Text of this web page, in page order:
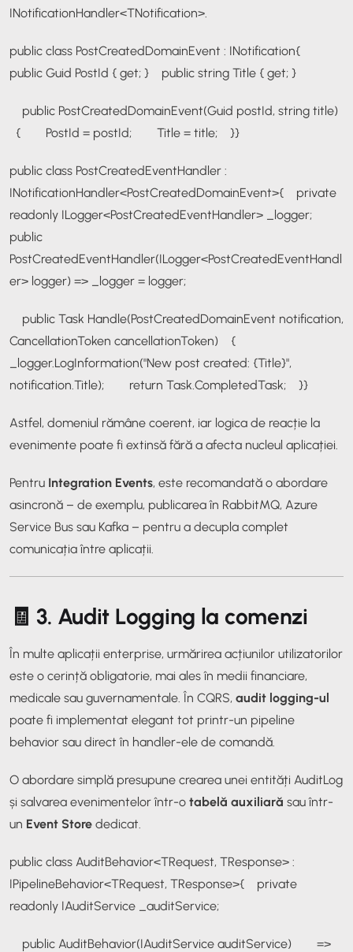
INotificationHandler<TNotification>
public class PostCreatedDomainEvent : INotification{
public Guid PostId { get; } public string Title { get; }
public PostCreatedDomainEvent(Guid postId, string title)
{ PostId = postId; Title = title; }}
public class PostCreatedEventHandler :
INotificationHandler<PostCreatedDomainEvent>{ private
readonly ILogger<PostCreatedEventHandler> _logger;
public
PostCreatedEventHandler(ILogger<PostCreatedEventHandl
er> logger) => _logger = logger;
public Task Handle(PostCreatedDomainEvent notification,
CancellationToken cancellationToken) {
_logger.LogInformation("New post created: {Title}",
notification.Title); return Task.CompletedTask; }}
Astfel, domeniul rămâne coerent, iar logica de reacție la
evenimente poate fi extinsă fără a afecta nucleul aplicației.
Pentru Integration Events, este recomandată o abordare
asincronă – de exemplu, publicarea în RabbitMQ, Azure
Service Bus sau Kafka – pentru a decupla complet
comunicația între aplicații.
🧾 3. Audit Logging la comenzi
În multe aplicații enterprise, urmărirea acțiunilor utilizatorilor
este o cerință obligatorie, mai ales în medii financiare,
medicale sau guvernamentale. În CQRS, audit logging-ul
poate fi implementat elegant tot printr-un pipeline
behavior sau direct în handler-ele de comandă.
O abordare simplă presupune crearea unei entități AuditLog
și salvarea evenimentelor într-o tabelă auxiliară sau într-
un Event Store dedicat.
public class AuditBehavior<TRequest, TResponse> :
IPipelineBehavior<TRequest, TResponse>{ private
readonly IAuditService _auditService;
public AuditBehavior(IAuditService auditService) =>